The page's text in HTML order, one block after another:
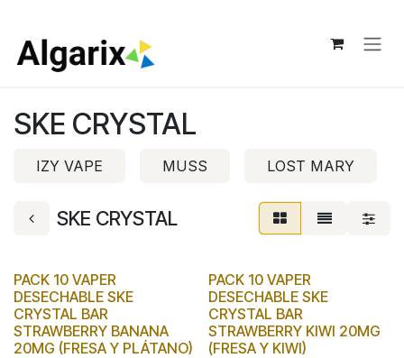
SKE CRYSTAL
IZY VAPE MUSS LOST MARY
SKE CRYSTAL
PACK 10 VAPER
DESECHABLE SKE
CRYSTAL BAR
STRAWBERRY BANANA
20MG (FRESA Y PLÁTANO)
PACK 10 VAPER
DESECHABLE SKE
CRYSTAL BAR
STRAWBERRY KIWI 20MG
(FRESA Y KIWI)